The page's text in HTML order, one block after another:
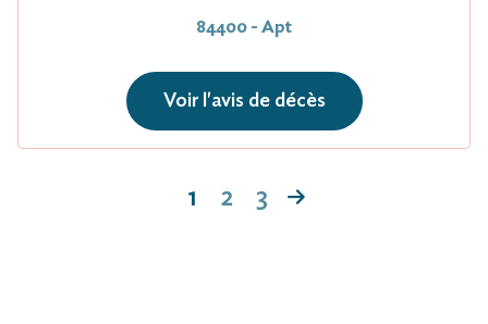
84400 - Apt
Voir l'avis de décès
1 2 3